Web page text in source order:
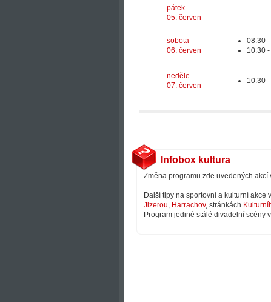
pátek
05. červen
sobota
06. červen
08:30
10:30
neděle
07. červen
10:30
Infobox kultura
Změna programu zde uvedených akcí
Další tipy na sportovní a kulturní akce
Jizerou, Harrachov, stránkách
Program jediné stálé divadelní scény